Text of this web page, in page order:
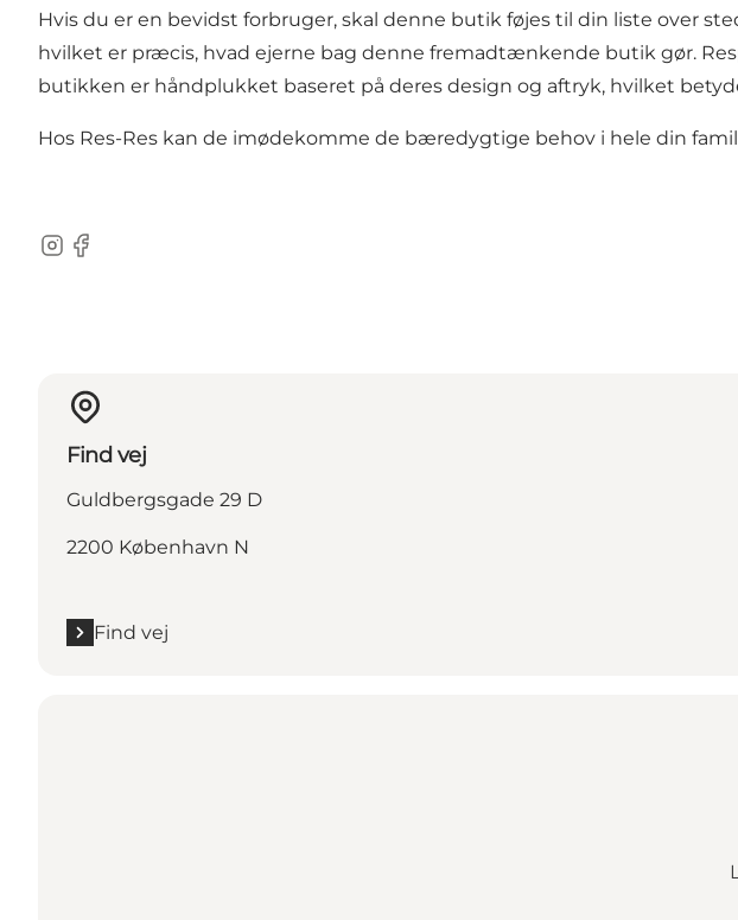
Hvis du er en bevidst forbruger, skal denne butik føjes til din liste over
hvilket er præcis, hvad ejerne bag denne fremadtænkende butik gør.
butikken er håndplukket baseret på deres design og aftryk, hvilket
Hos Res-Res kan de imødekomme de bæredygtige behov i hele din
Instagram
Facebook
Find vej
Guldbergsgade 29 D
2200 København N
Find vej